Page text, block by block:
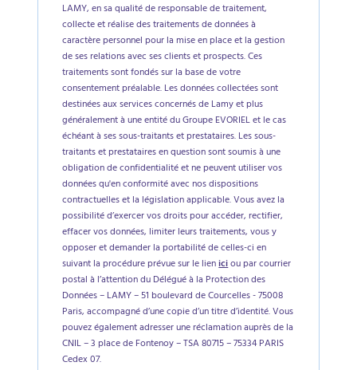
LAMY, en sa qualité de responsable de traitement,
collecte et réalise des traitements de données à
caractère personnel pour la mise en place et la gestion
de ses relations avec ses clients et prospects. Ces
traitements sont fondés sur la base de votre
consentement préalable. Les données collectées sont
destinées aux services concernés de Lamy et plus
généralement à une entité du Groupe EVORIEL et le cas
échéant à ses sous-traitants et prestataires. Les sous-
traitants et prestataires en question sont soumis à une
obligation de confidentialité et ne peuvent utiliser vos
données qu'en conformité avec nos dispositions
contractuelles et la législation applicable. Vous avez la
possibilité d’exercer vos droits pour accéder, rectifier,
effacer vos données, limiter leurs traitements, vous y
opposer et demander la portabilité de celles-ci en
suivant la procédure prévue sur le lieniciou par courrier
postal à l’attention du Délégué à la Protection des
Données – LAMY – 51 boulevard de Courcelles - 75008
Paris, accompagné d’une copie d’un titre d’identité. Vous
pouvez également adresser une réclamation auprès de la
CNIL – 3 place de Fontenoy – TSA 80715 – 75334 PARIS
Cedex 07.